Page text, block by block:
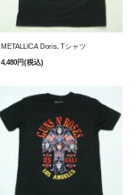
METALLICA Doris, Tシャツ
4,480円(税込)